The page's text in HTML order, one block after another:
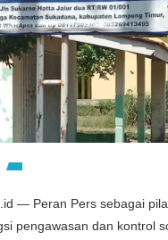
— Peran Pers sebagai
pengawasan dan kontrol